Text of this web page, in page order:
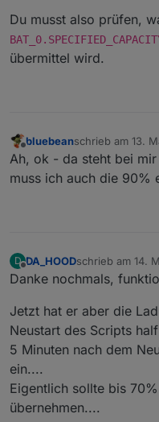
Du musst also prüfen,
übermittel wird.
Offline
bluebeanschrieb am 13.
zuletzt editiert
Ah, ok - da steht bei
muss ich auch die 90%
D
Offline
DA_HOODschrieb am 14.
zuletzt editiert
Danke nochmals,
Jetzt hat er aber die
Neustart des Scripts
5 Minuten nach dem
ein....
Eigentlich sollte bis
übernehmen....